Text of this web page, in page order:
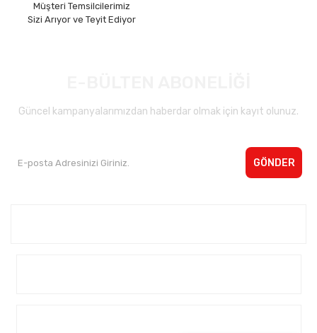
Müşteri Temsilcilerimiz
Sizi Arıyor ve Teyit Ediyor
Güncel kampanyalarımızdan haberdar olmak için kayıt olunuz.
GÖNDER